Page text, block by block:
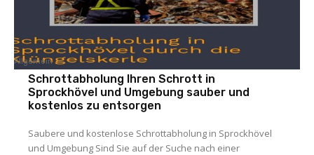
Allgemein
Schrottabholung Ihren Schrott in
Sprockhövel und Umgebung sauber und
kostenlos zu entsorgen
Saubere und kostenlose Schrottabholung in Sprockhövel
und Umgebung Sind Sie auf der Suche nach einer